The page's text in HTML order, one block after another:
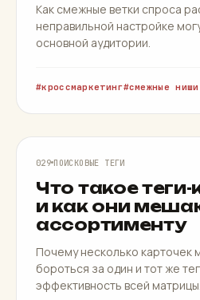
Как смежные ветки спроса
неправильной настройке
основной аудитории.
кроссмаркетинг смежные ниши
ТЕГИ-КАННИБАЛЫ
029 ПОИСКОВЫЕ ТЕГИ
Что такое
и как они
ассортименту
Почему несколько карточек
бороться за один и тот же
эффективность всей матрицы.